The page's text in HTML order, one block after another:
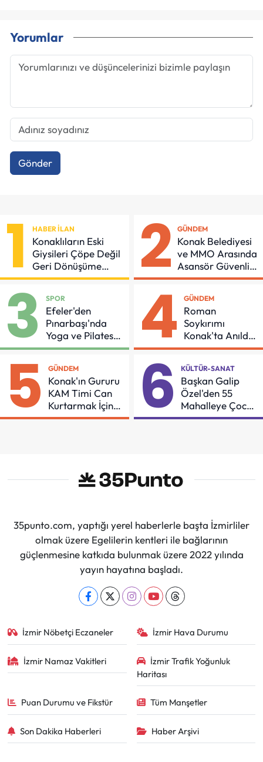
Yorumlar
Gönder
1 HABER İLAN
Konaklıların Eski
Giysileri Çöpe Değil
Geri Dönüşüme
Gidiyor
2 GÜNDEM
Konak Belediyesi
ve MMO Arasında
Asansör Güvenliği
İçin Önemli
3 SPOR
Efeler'den
Pınarbaşı'nda
Yoga ve Pilates
Buluşması
4 GÜNDEM
Roman
Soykırımı
Konak'ta Anıldı:
"Eşit Bir Yaşam
Sürdüreceğiz"
5 GÜNDEM
Konak'ın Gururu
KAM Timi Can
Kurtarmak İçin
Demir Aldı
6 KÜLTÜR-SANAT
Başkan Galip
Özel'den 55
Mahalleye Çocuk
Şenliği
35punto.com, yaptığı yerel haberlerle başta İzmirliler
olmak üzere Egelilerin kentleri ile bağlarının
güçlenmesine katkıda bulunmak üzere 2022 yılında
yayın hayatına başladı.
İzmir Nöbetçi Eczaneler İzmir Hava Durumu
İzmir Namaz Vakitleri
İzmir Trafik Yoğunluk
Haritası
Puan Durumu ve Fikstür Tüm Manşetler
Son Dakika Haberleri Haber Arşivi